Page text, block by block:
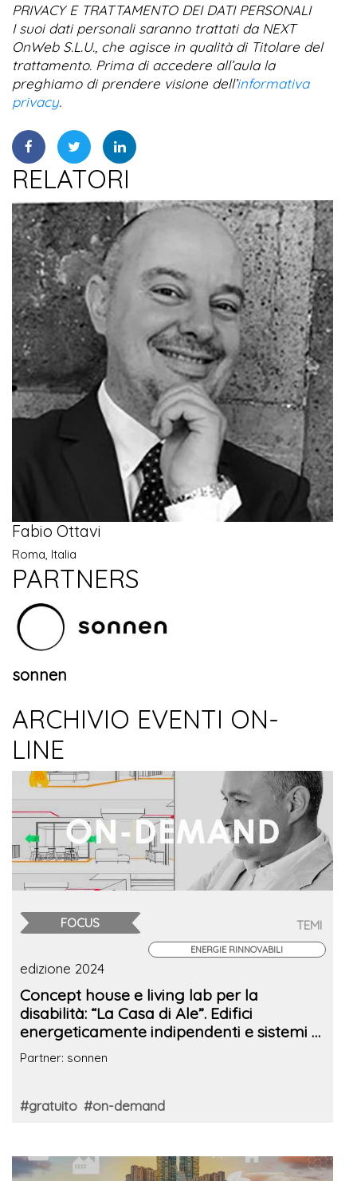
PRIVACY E TRATTAMENTO DEI DATI PERSONALI
I suoi dati personali saranno trattati da NEXT
OnWeb S.L.U., che agisce in qualità di Titolare del
trattamento. Prima di accedere all’aula la
preghiamo di prendere visione dell’informativa
privacy.
RELATORI
Fabio Ottavi
Roma, Italia
PARTNERS
sonnen
ARCHIVIO EVENTI ON-
LINE
FOCUS TEMI
ENERGIE RINNOVABILI
edizione 2024
Concept house e living lab per la
disabilità: “La Casa di Ale”. Edifici
energeticamente indipendenti e sistemi di
accumulo
Partner: sonnen
#gratuito #on-demand